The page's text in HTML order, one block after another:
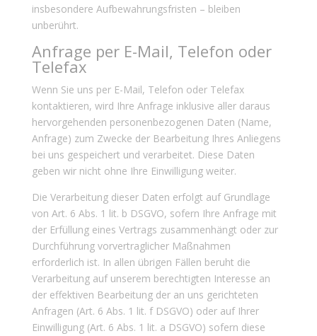
insbesondere Aufbewahrungsfristen – bleiben
unberührt.
Anfrage per E-Mail, Telefon oder
Telefax
Wenn Sie uns per E-Mail, Telefon oder Telefax
kontaktieren, wird Ihre Anfrage inklusive aller daraus
hervorgehenden personenbezogenen Daten (Name,
Anfrage) zum Zwecke der Bearbeitung Ihres Anliegens
bei uns gespeichert und verarbeitet. Diese Daten
geben wir nicht ohne Ihre Einwilligung weiter.
Die Verarbeitung dieser Daten erfolgt auf Grundlage
von Art. 6 Abs. 1 lit. b DSGVO, sofern Ihre Anfrage mit
der Erfüllung eines Vertrags zusammenhängt oder zur
Durchführung vorvertraglicher Maßnahmen
erforderlich ist. In allen übrigen Fällen beruht die
Verarbeitung auf unserem berechtigten Interesse an
der effektiven Bearbeitung der an uns gerichteten
Anfragen (Art. 6 Abs. 1 lit. f DSGVO) oder auf Ihrer
Einwilligung (Art. 6 Abs. 1 lit. a DSGVO) sofern diese